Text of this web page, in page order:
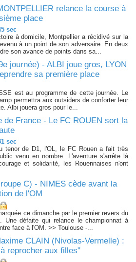
relance la course à
place
sec
à domicile, Montpellier a récidivé sur la
à un point de son adversaire. En deux
son avance de points dans sa...
journée) - ALBI joue gros, LYON
sa première place
est au programme de cette journée. Le
permettra aux outsiders de conforter leur
Albi jouera gros pour le...
de France - Le FC ROUEN sort la
sec
tenor de D1, l'OL, le FC Rouen a fait très
venu en nombre. L'aventure s'arrête là
et solidarité, les Rouennaises n'ont
C) - NIMES cède avant la
de l'OM
ce dimanche par le premier revers du
Une défaite qui relance le championnat à
face à l'OM. >> Toulouse -...
CLAIN (Nivolas-Vermelle) :
reprocher aux filles"